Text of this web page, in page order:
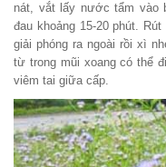
nát, vắt lấy nước tẩm vào
đau khoảng 15-20 phút.
giải phóng ra ngoài rồi xì
từ trong mũi xoang có thể
viêm tai giữa cấp.